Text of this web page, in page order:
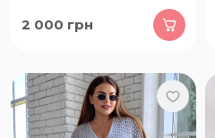
2 000 грн